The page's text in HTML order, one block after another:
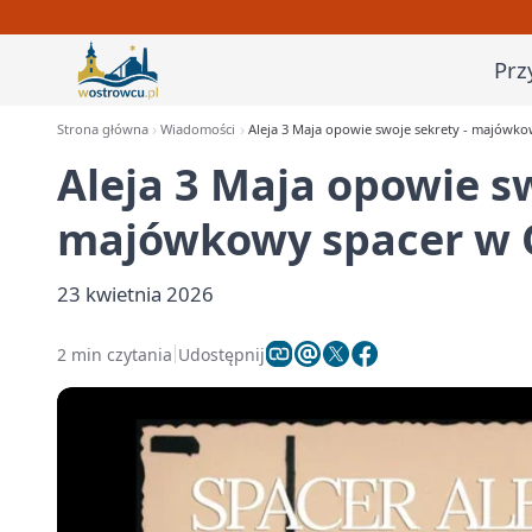
Strona główna Wiadomości Aleja 3 Maja opowie swoje sekrety -
Aleja 3 Maja opowie
majówkowy spacer w
23 kwietnia 2026
2 min czytania Udostępnij